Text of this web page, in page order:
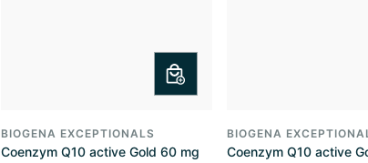
BIOGENA EXCEPTIONALS
Coenzym Q10 active Gold 60 mg
BIOGENA
Coenzym Q10 active